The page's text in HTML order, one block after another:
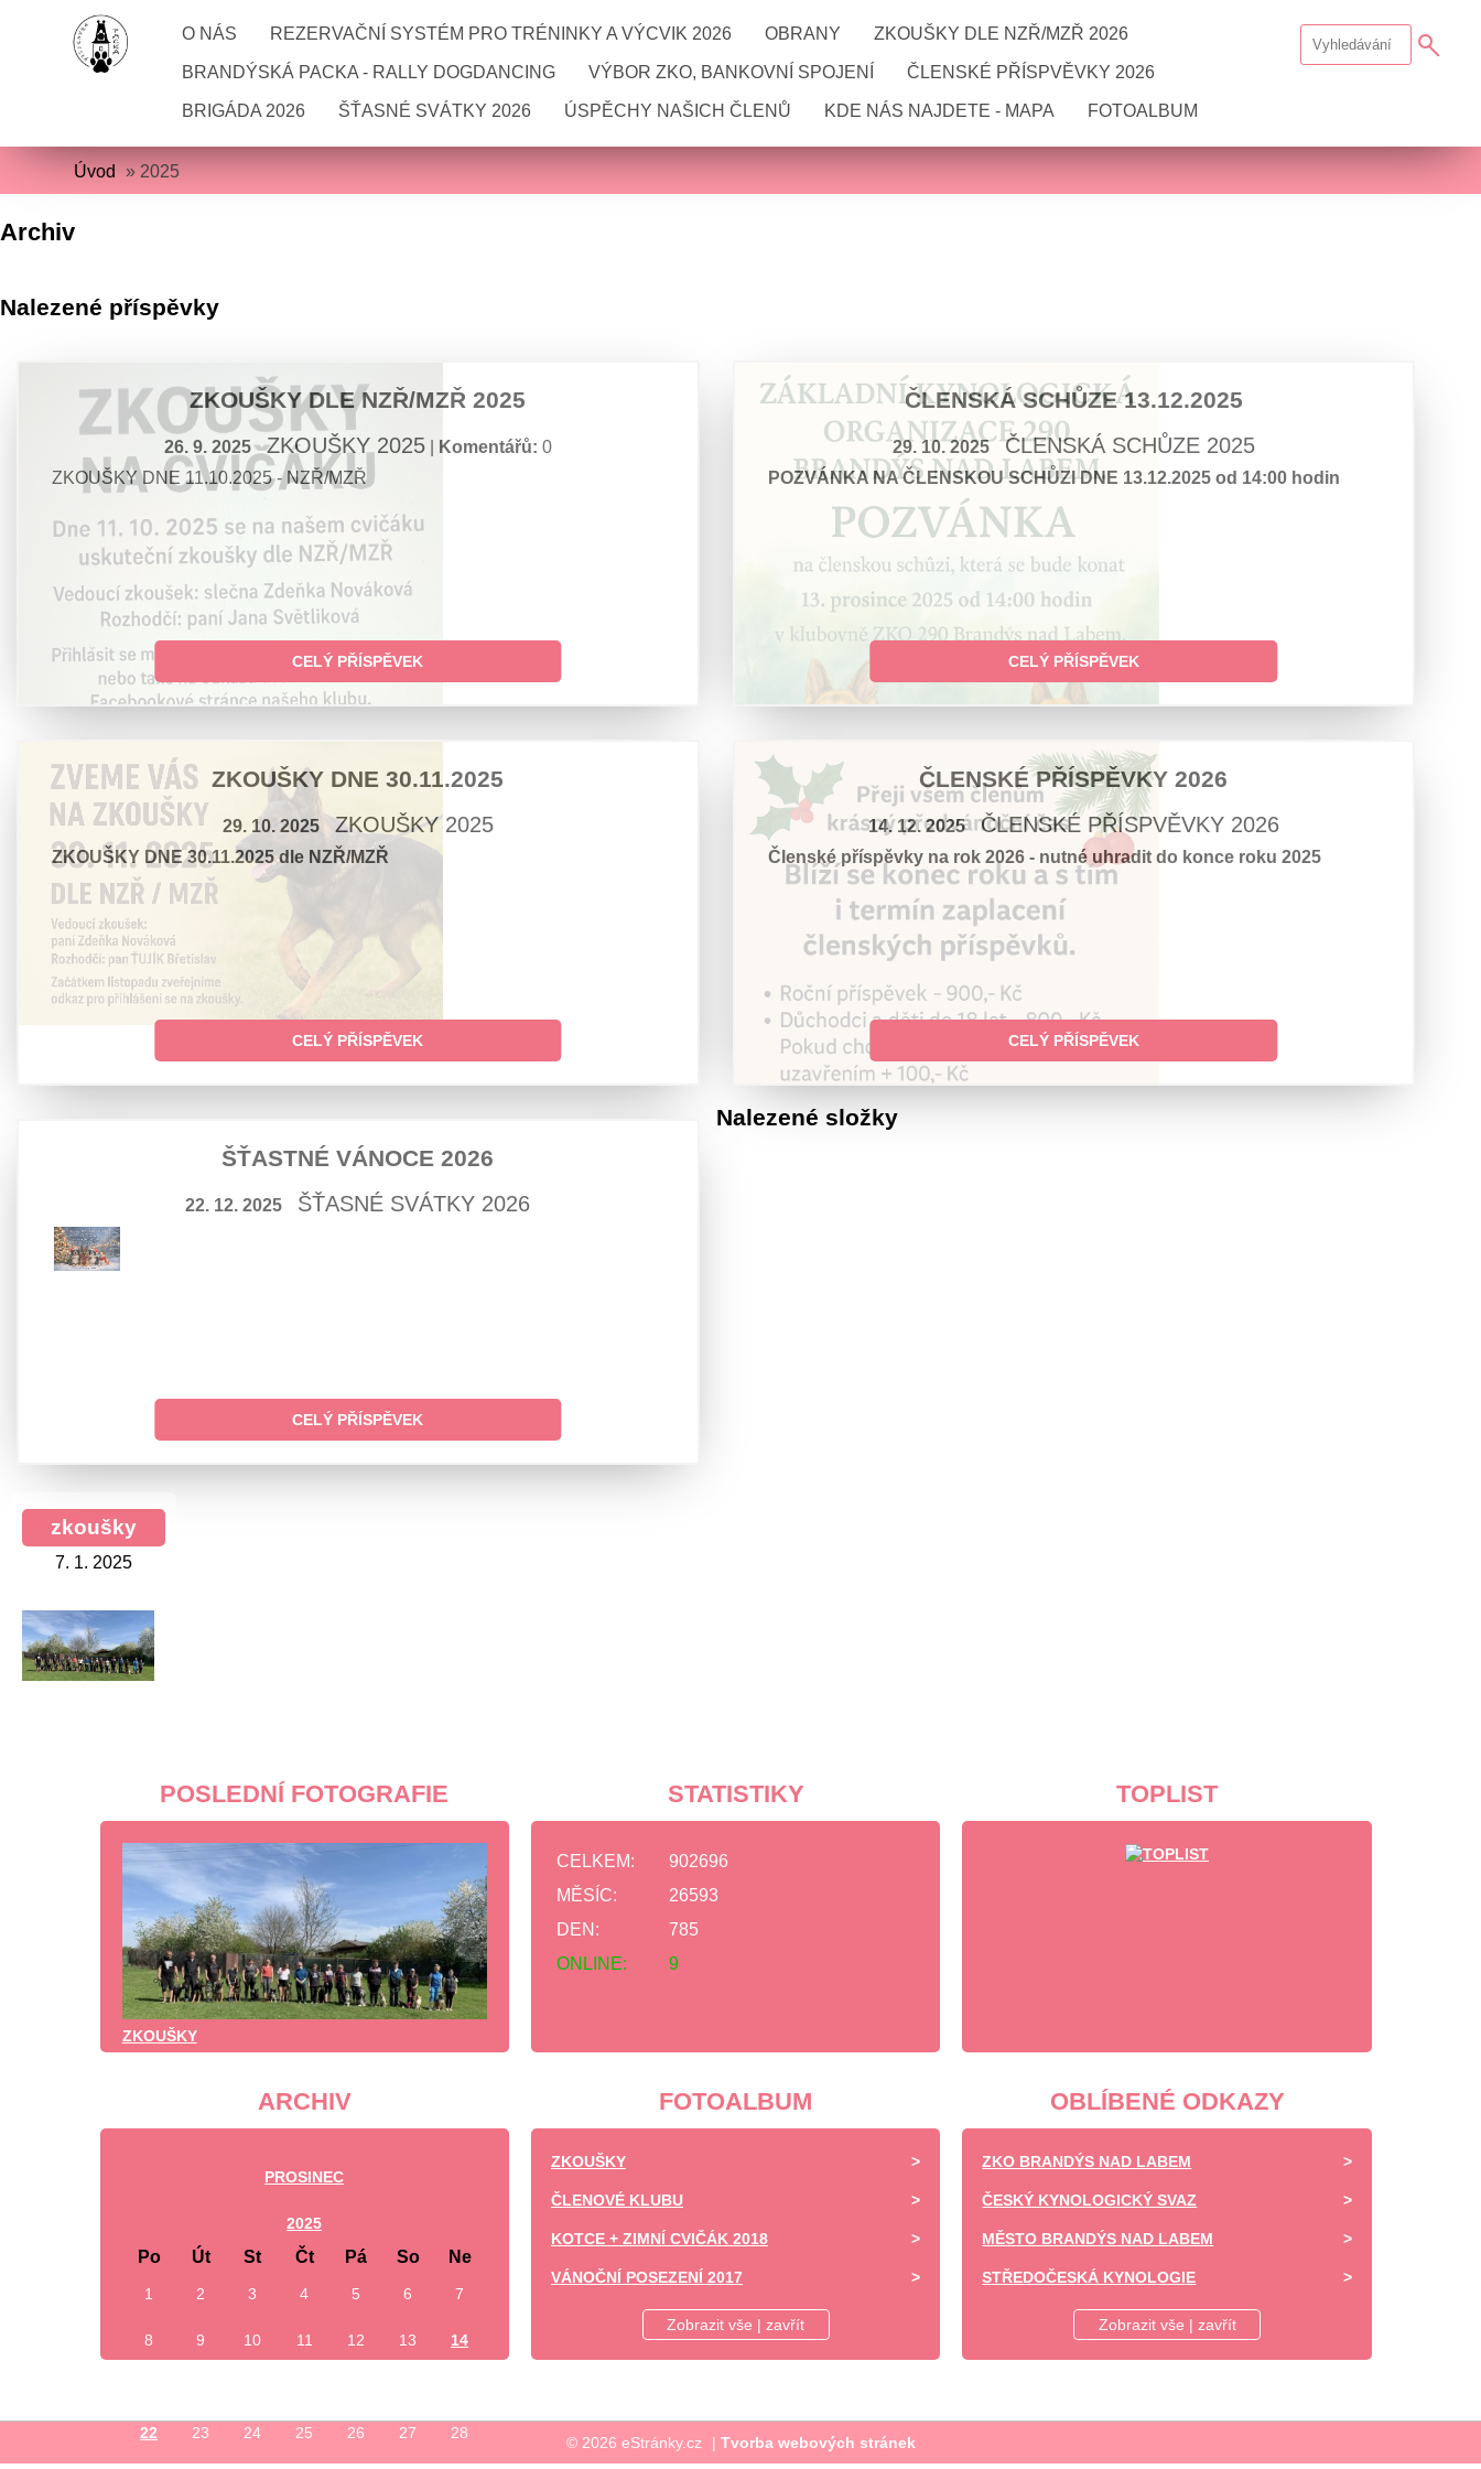
O NÁS REZERVAČNÍ SYSTÉM PRO TRÉNINKY A VÝCVIK 2026 OBRANY ZKOUŠKY DLE NZŘ/MZŘ 2026
BRANDÝSKÁ PACKA - RALLY DOGDANCING VÝBOR ZKO, BANKOVNÍ SPOJENÍ ČLENSKÉ PŘÍSPVĚVKY 2026
BRIGÁDA 2026 ŠŤASNÉ SVÁTKY 2026 ÚSPĚCHY NAŠICH ČLENŮ KDE NÁS NAJDETE - MAPA FOTOALBUM
Úvod » 2025
Archiv
Nalezené příspěvky
ZKOUŠKY DLE NZŘ/MZŘ 2025
26. 9. 2025 ZKOUŠKY 2025 Komentářů: 0
ZKOUŠKY DNE 11.10.2025 - NZŘ/MZŘ
CELÝ PŘÍSPĚVEK
ČLENSKÁ SCHŮZE 13.12.2025
29. 10. 2025 ČLENSKÁ SCHŮZE 2025
POZVÁNKA NA ČLENSKOU SCHŮZI DNE 13.12.2025 od 14:00 hodin
CELÝ PŘÍSPĚVEK
ZKOUŠKY DNE 30.11.2025
29. 10. 2025 ZKOUŠKY 2025
ZKOUŠKY DNE 30.11.2025 dle NZŘ/MZŘ
CELÝ PŘÍSPĚVEK
ČLENSKÉ PŘÍSPĚVKY 2026
14. 12. 2025 ČLENSKÉ PŘÍSPVĚVKY 2026
Členské příspěvky na rok 2026 - nutné uhradit do konce roku 2025
CELÝ PŘÍSPĚVEK
ŠŤASTNÉ VÁNOCE 2026
22. 12. 2025 ŠŤASNÉ SVÁTKY 2026
CELÝ PŘÍSPĚVEK
Nalezené složky
zkoušky
7. 1. 2025
POSLEDNÍ FOTOGRAFIE
ZKOUŠKY
STATISTIKY
ONLINE: 9
CELKEM:
902696
MĚSÍC:
26593
DEN:
785
TOPLIST
ARCHIV
PROSINEC
2025
Po Út St Čt Pá So Ne
1 2 3 4 5 6 7
8 9 10 11 12 13 14
22 23 24 25 26 27 28
FOTOALBUM
ZKOUŠKY
ČLENOVÉ KLUBU
KOTCE + ZIMNÍ CVIČÁK 2018
VÁNOČNÍ POSEZENÍ 2017
DĚTSKÝ DEN ZÁPY 2017 -UKÁZKA VÝCVIKU
Zobrazit vše | zavřít
OBLÍBENÉ ODKAZY
ZKO BRANDÝS NAD LABEM
ČESKÝ KYNOLOGICKÝ SVAZ
MĚSTO BRANDÝS NAD LABEM
STŘEDOČESKÁ KYNOLOGIE
DAISY OF HIGHLAND - CHOVATELSKÁ STANICE -
Zobrazit vše | zavřít
© 2026 eStránky.cz | Tvorba webových stránek